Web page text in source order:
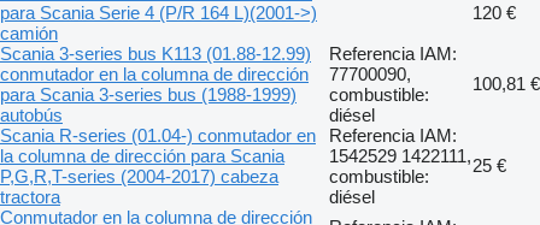
para Scania Serie 4 (P/R 164 L)(2001->)
camión
120 €
Scania 3-series bus K113 (01.88-12.99)
conmutador en la columna de dirección
para Scania 3-series bus (1988-1999)
autobús
Referencia IAM:
77700090,
combustible:
diésel
100,81 €
Scania R-series (01.04-) conmutador en
la columna de dirección para Scania
P,G,R,T-series (2004-2017) cabeza
tractora
Referencia IAM:
1542529 1422111,
combustible:
diésel
25 €
Conmutador en la columna de dirección